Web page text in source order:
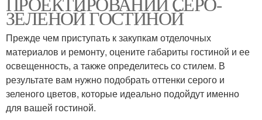
ЗЕЛЕНОЙ ГОСТИНОЙ
Прежде чем приступать к закупкам отделочных
материалов и ремонту, оцените габариты гостиной и ее
освещенность, а также определитесь со стилем. В
результате вам нужно подобрать оттенки серого и
зеленого цветов, которые идеально подойдут именно
для вашей гостиной.